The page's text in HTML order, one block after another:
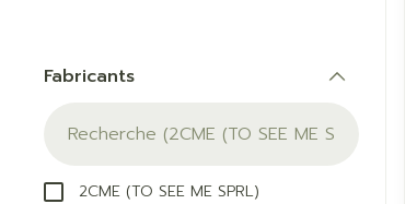
Fabricants
2CME (TO SEE ME SPRL)